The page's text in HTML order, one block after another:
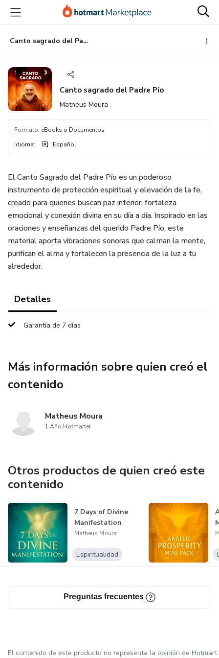
principal
página
de
página
Canto sagrado del Padre Pío
Canto sagrado del Padre Pío
Matheus Moura
Formato: eBooks o Documentos
Idioma: Español
El Canto Sagrado del Padre Pío es un poderoso
instrumento de protección espiritual y elevación de la fe,
creado para quienes buscan paz interior, fortaleza
emocional y conexión divina en su día a día. Inspirado en las
oraciones y enseñanzas del querido Padre Pío, este
material aporta vibraciones sonoras que calman la mente,
purifican el alma y fortalecen la presencia de la luz a tu
alrededor.
Detalles
Garantía de 7 días
Más información sobre quien creó el
contenido
Matheus Moura
1 Año Hotmarter
Otros productos de quien creó este
contenido
7 Days of Divine
Manifestation
Matheus Moura
Espiritualidad
Preguntas frecuentes
El contenido de este producto no representa la opinión de Hotmart.